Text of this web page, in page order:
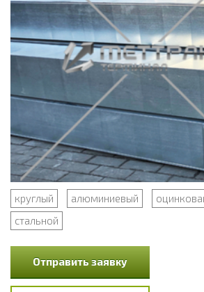
круглый алюминиевый
стальной
Отправить заявку